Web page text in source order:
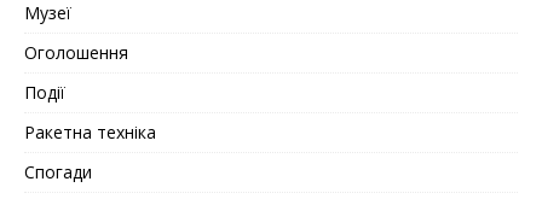
Музеї
Оголошення
Події
Ракетна техніка
Спогади